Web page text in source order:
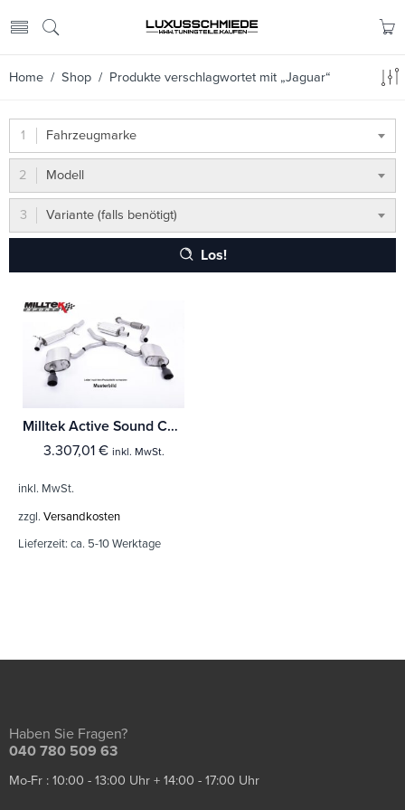
Home / Shop / Produkte verschlagwortet mit „Jaguar“
Fahrzeugmarke
Modell
Variante (falls benötigt)
Los!
Milltek Active Sound Control Jaguar I-PACE All Variants
3.307,01 € inkl. MwSt.
inkl. MwSt.
zzgl. Versandkosten
Lieferzeit: ca. 5-10 Werktage
Haben Sie Fragen?
040 780 509 63
Mo-Fr : 10:00 - 13:00 Uhr + 14:00 - 17:00 Uhr